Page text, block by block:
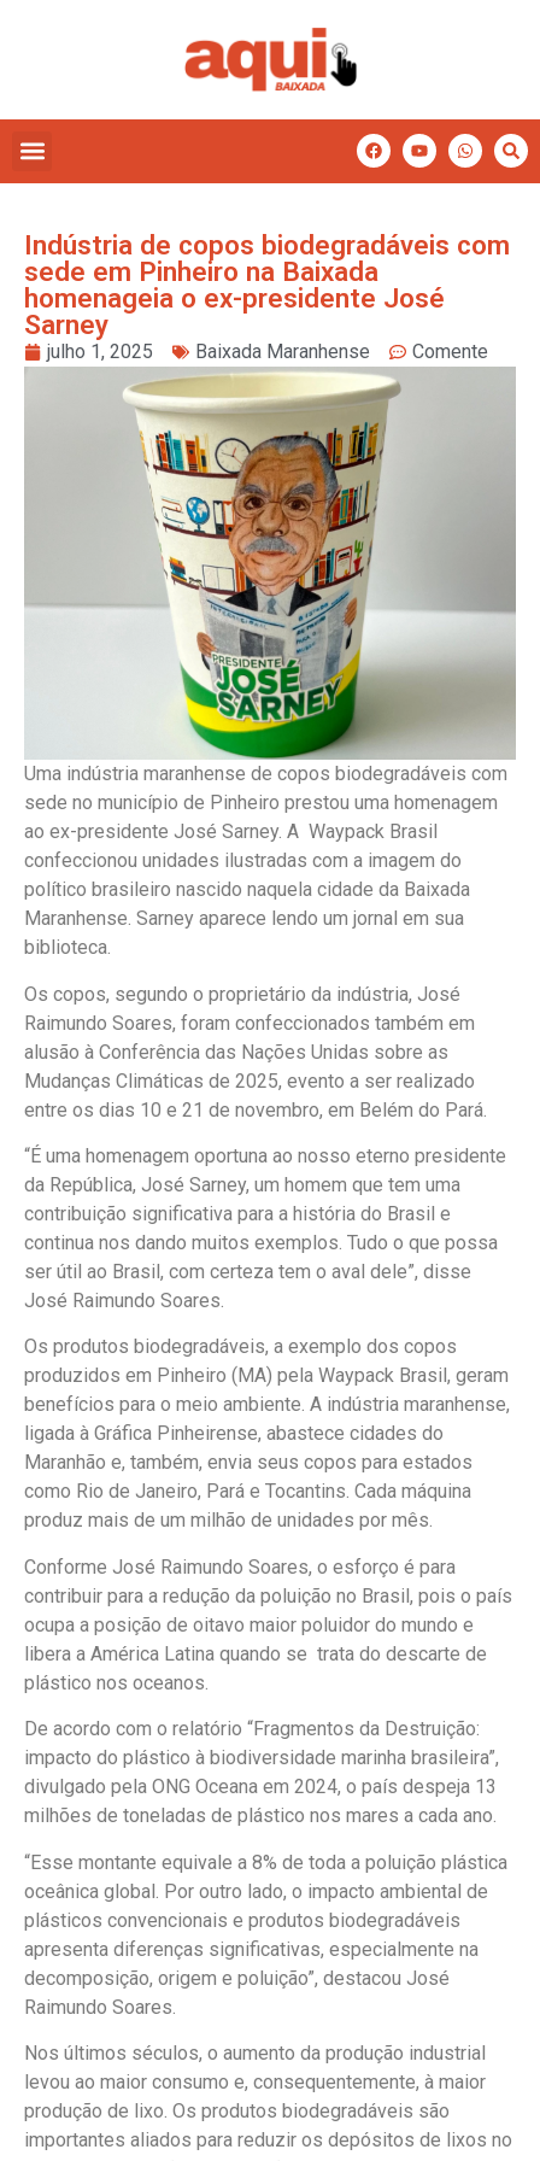
Indústria de copos biodegradáveis com
sede em Pinheiro na Baixada
homenageia o ex-presidente José
Sarney
julho 1, 2025 Baixada Maranhense Comente
Uma indústria maranhense de copos biodegradáveis com
sede no município de Pinheiro prestou uma homenagem
ao ex-presidente José Sarney. A Waypack Brasil
confeccionou unidades ilustradas com a imagem do
político brasileiro nascido naquela cidade da Baixada
Maranhense. Sarney aparece lendo um jornal em sua
biblioteca.
Os copos, segundo o proprietário da indústria, José
Raimundo Soares, foram confeccionados também em
alusão à Conferência das Nações Unidas sobre as
Mudanças Climáticas de 2025, evento a ser realizado
entre os dias 10 e 21 de novembro, em Belém do Pará.
“É uma homenagem oportuna ao nosso eterno presidente
da República, José Sarney, um homem que tem uma
contribuição significativa para a história do Brasil e
continua nos dando muitos exemplos. Tudo o que possa
ser útil ao Brasil, com certeza tem o aval dele”, disse
José Raimundo Soares.
Os produtos biodegradáveis, a exemplo dos copos
produzidos em Pinheiro (MA) pela Waypack Brasil, geram
benefícios para o meio ambiente. A indústria maranhense,
ligada à Gráfica Pinheirense, abastece cidades do
Maranhão e, também, envia seus copos para estados
como Rio de Janeiro, Pará e Tocantins. Cada máquina
produz mais de um milhão de unidades por mês.
Conforme José Raimundo Soares, o esforço é para
contribuir para a redução da poluição no Brasil, pois o país
ocupa a posição de oitavo maior poluidor do mundo e
libera a América Latina quando se trata do descarte de
plástico nos oceanos.
De acordo com o relatório “Fragmentos da Destruição:
impacto do plástico à biodiversidade marinha brasileira”,
divulgado pela ONG Oceana em 2024, o país despeja 13
milhões de toneladas de plástico nos mares a cada ano.
“Esse montante equivale a 8% de toda a poluição plástica
oceânica global. Por outro lado, o impacto ambiental de
plásticos convencionais e produtos biodegradáveis
apresenta diferenças significativas, especialmente na
decomposição, origem e poluição”, destacou José
Raimundo Soares.
Nos últimos séculos, o aumento da produção industrial
levou ao maior consumo e, consequentemente, à maior
produção de lixo. Os produtos biodegradáveis são
importantes aliados para reduzir os depósitos de lixos no